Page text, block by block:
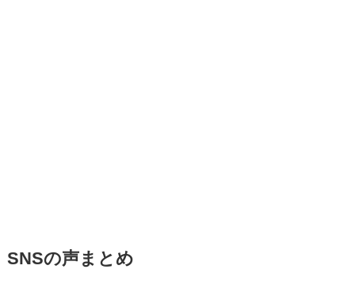
SNSの声まとめ